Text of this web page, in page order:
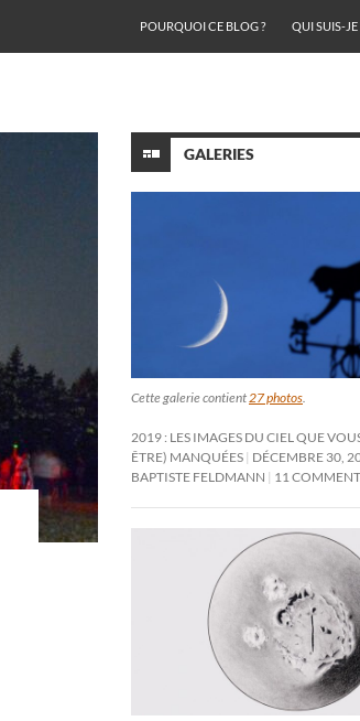
POURQUOI CE BLOG ?
QUI SUIS-JE
GALERIES
Cette galerie contient27 photos.
2019 : LES IMAGES DU CIEL QUE
ÊTRE) MANQUÉES DÉCEMBRE 30,
BAPTISTE FELDMANN
11